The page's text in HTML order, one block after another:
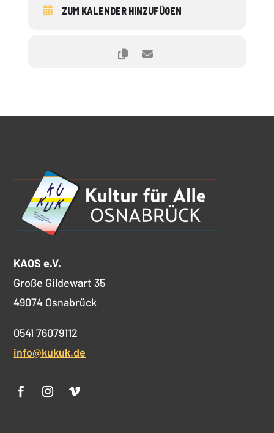
ZUM KALENDER HINZUFÜGEN
KAOS e.V.
Große Gildewart 35
49074 Osnabrück
0541 76079112
info@kukuk.de